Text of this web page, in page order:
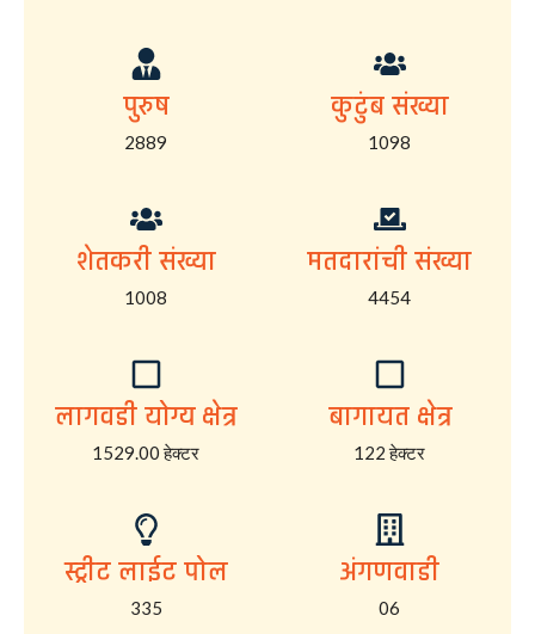
पुरुष
2889
कुटुंब संख्या
1098
शेतकरी संख्या
1008
मतदारांची संख्या
4454
लागवडी योग्य क्षेत्र
1529.00 हेक्टर
बागायत क्षेत्र
122 हेक्टर
स्ट्रीट लाईट पोल
335
अंगणवाडी
06